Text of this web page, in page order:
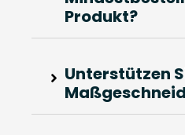
Produkt?
Unterstützen